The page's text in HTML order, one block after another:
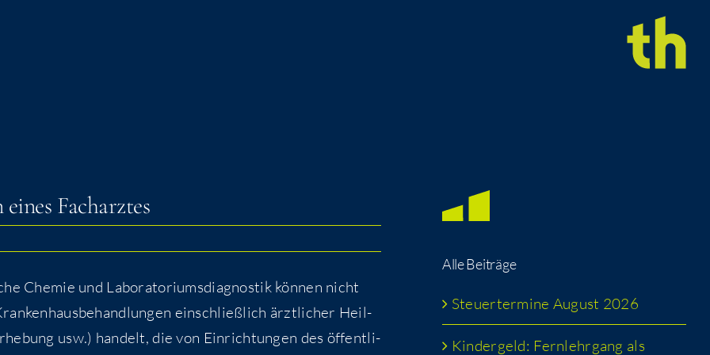
Facharztes
Che­mie und Labo­ra­to­ri­ums­dia­gnos­tik kön­nen nicht
ein­schließ­lich ärzt­li­cher Heil­
usw.) han­delt, die von Ein­rich­tun­gen des öffent­li­
Alle Bei­trä­ge
Steu­er­ter­mi­ne August 2026
Kin­der­geld: Fern­lehr­gang als